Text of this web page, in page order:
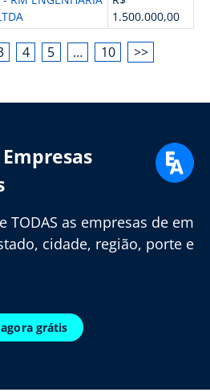
1.500.000,00
4 5 … 10 >>
TODAS as empresas de em
cidade, região, porte e
grátis